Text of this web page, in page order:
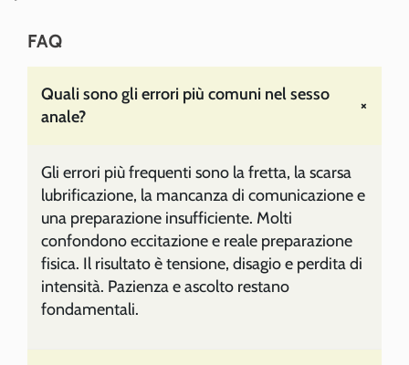
FAQ
Quali sono gli errori più comuni nel sesso
anale?
+
Gli errori più frequenti sono la fretta, la scarsa
lubrificazione, la mancanza di comunicazione e
una preparazione insufficiente. Molti
confondono eccitazione e reale preparazione
fisica. Il risultato è tensione, disagio e perdita di
intensità. Pazienza e ascolto restano
fondamentali.